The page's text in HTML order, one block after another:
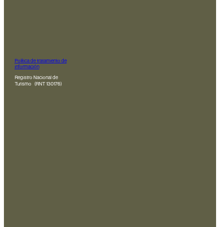
Política de tratamiento de
información
Registro Nacional de
Turismo (RNT 130176)